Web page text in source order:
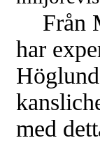
Från
har
med